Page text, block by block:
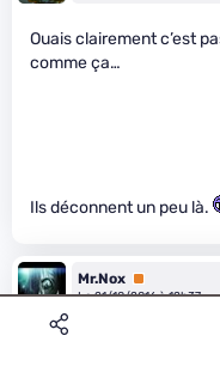
Ouais clairement c’est
comme ça…
Ils déconnent un peu là.
Mr.Nox Premium
Le 21/10/2016 à 12h37
L’information est